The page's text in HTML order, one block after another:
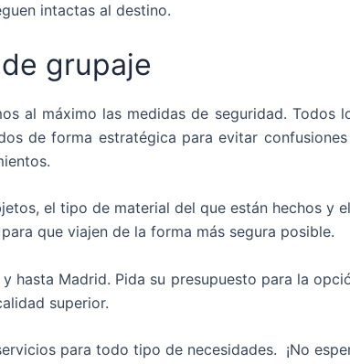
intactas al destino.
grupaje
al máximo las medidas de seguridad. Todos
de forma estratégica para evitar
el tipo de material del que están hechos y el
que viajen de la forma más segura posible.
hasta Madrid. Pida su presupuesto para la
superior.
para todo tipo de necesidades. ¡No